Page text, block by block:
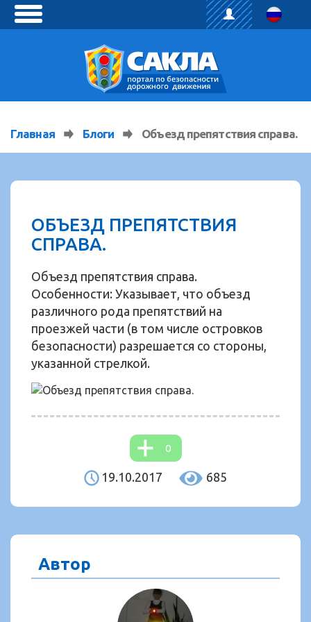
toggle
Главная Блоги Объезд препятствия справа.
ОБЪЕЗД ПРЕПЯТСТВИЯ
СПРАВА.
Объезд препятствия справа.
Особенности: Указывает, что объезд
различного рода препятствий на
проезжей части (в том числе островков
безопасности) разрешается со стороны,
указанной стрелкой.
0
19.10.2017 685
Автор